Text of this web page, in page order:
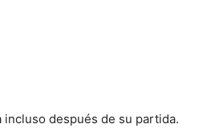
después de su partida.